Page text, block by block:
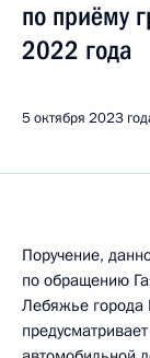
по приёму
2022 года
5 октября 2023
Поручение,
по обращению
Лебяжье города